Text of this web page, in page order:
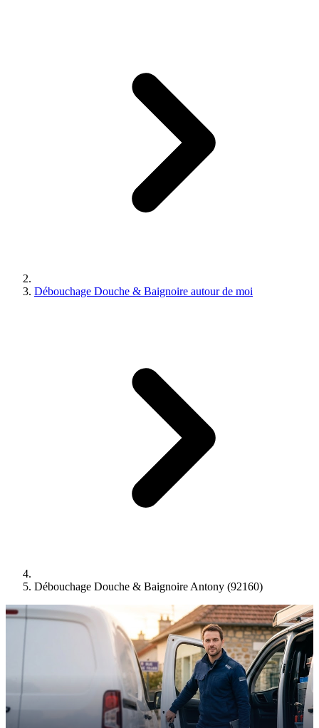
Débouchage Douche & Baignoire autour de moi
Débouchage Douche & Baignoire Antony (92160)